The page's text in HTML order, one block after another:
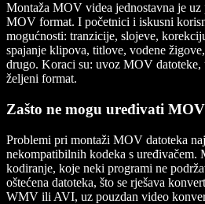
Montaža MOV videa jednostavna je
MOV format. I početnici i iskusni
mogućnosti: tranzicije, slojeve,
spajanje klipova, titlove, vodene
drugo. Koraci su: uvoz MOV datoteke,
željeni format.
Zašto ne mogu uređivati
Problemi pri montaži MOV datoteka
nekompatibilnih kodeka s
kodiranje, koje neki programi ne
oštećena datoteka, što se rješava
WMV ili AVI, uz pouzdan video